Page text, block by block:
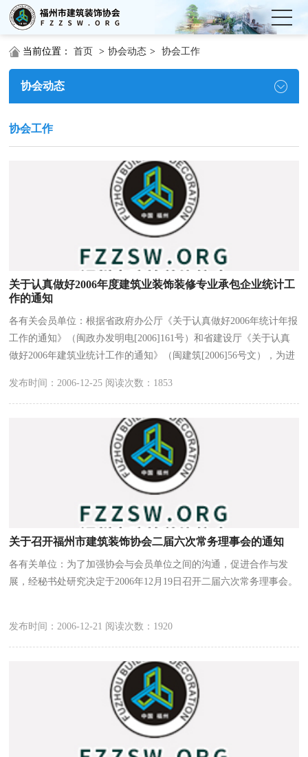
当前位置：首页 > 协会动态 > 协会工作
协会动态
协会工作
关于认真做好2006年度建筑业装饰装修专业承包企业统计工
作的通知
各有关会员单位：根据省政府办公厅《关于认真做好2006年统计年报
工作的通知》（闽政办发明电[2006]161号）和省建设厅《关于认真
做好2006年建筑业统计工作的通知》（闽建筑[2006]56号文），为进
项通知如下：一、有关会员单位要认真履行统计义务，凡是已取得建
设行政主管部门颁发的建筑业装饰装修专业承包资质证书的企业均要
按规定做好统计快报、年报和定期报表，上报最后截止时间请与当地
发布时间：2006-12-25 阅读次数：1853
关于召开福州市建筑装饰协会二届六次常务理事会的通知
各有关单位：为了加强协会与会员单位之间的沟通，促进合作与发
展，经秘书处研究决定于2006年12月19日召开二届六次常务理事会。
发布时间：2006-12-21 阅读次数：1920